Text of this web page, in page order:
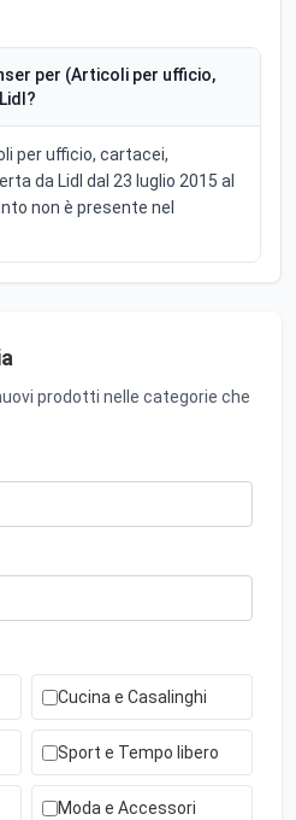
per (Articoli per ufficio,
per ufficio, cartacei,
da Lidl dal 23 luglio 2015 al
non è presente nel
prodotti nelle categorie che
Cucina e Casalinghi
Sport e Tempo libero
Moda e Accessori